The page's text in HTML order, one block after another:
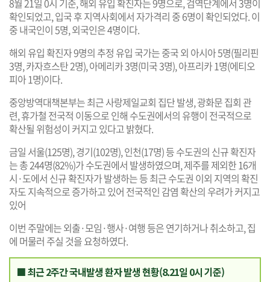
8월 21일 0시 기준, 해외 유입 확진자는 9명으로, 검역단계에서 3명이
확인되었고, 입국 후 지역사회에서 자가격리 중 6명이 확인되었다. 이
중 내국인이 5명, 외국인은 4명이다.
해외 유입 확진자 9명의 추정 유입 국가는 중국 외 아시아 5명(필리핀
3명, 카자흐스탄 2명), 아메리카 3명(미국 3명), 아프리카 1명(에티오
피아 1명)이다.
중앙방역대책본부는 최근 사랑제일교회 집단 발생, 광화문 집회 관
련, 휴가철 전국적 이동으로 인해 수도권에서의 유행이 전국적으로
확산될 위험성이 커지고 있다고 밝혔다.
금일 서울(125명), 경기(102명), 인천(17명) 등 수도권의 신규 확진자
는 총 244명(82%)가 수도권에서 발생하였으며, 제주를 제외한 16개
시·도에서 신규 확진자가 발생하는 등 최근 수도권 이외 지역의 확진
자도 지속적으로 증가하고 있어 전국적인 감염 확산의 우려가 커지고
있어
이번 주말에는 외출·모임·행사·여행 등은 연기하거나 취소하고, 집
에 머물러 주실 것을 요청하였다.
■ 최근 2주간 국내발생 환자 발생 현황(8.21일 0시 기준)